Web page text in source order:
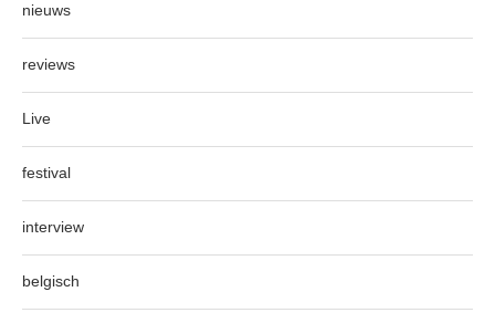
nieuws
reviews
Live
festival
interview
belgisch